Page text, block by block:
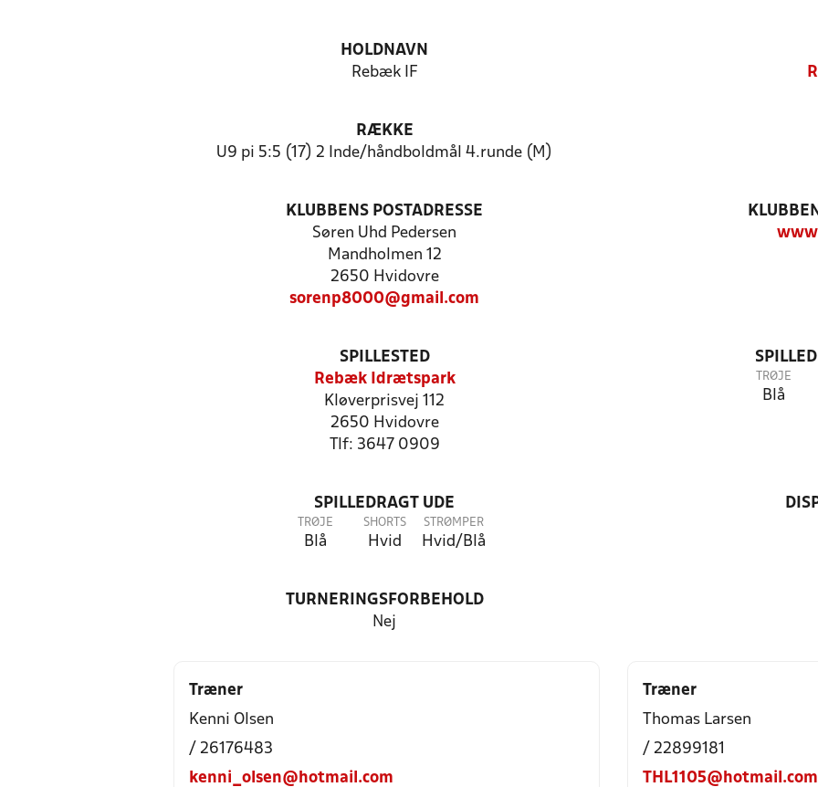
HOLDNAVN
Rebæk IF
RÆKKE
U9 pi 5:5 (17) 2 Inde/håndboldmål 4.runde (M)
KLUBBENS POSTADRESSE
Søren Uhd Pedersen
Mandholmen 12
2650 Hvidovre
sorenp8000@gmail.com
SPILLESTED
Rebæk Idrætspark
Kløverprisvej 112
2650 Hvidovre
Tlf: 3647 0909
TRØJE
Blå
SPILLEDRAGT UDE
TRØJE
Blå
SHORTS
Hvid
STRØMPER
Hvid/Blå
TURNERINGSFORBEHOLD
Nej
Træner
Kenni Olsen
/ 26176483
kenni_olsen@hotmail.com
Træner
Thomas Larsen
/ 22899181
THL1105@hotmail.com